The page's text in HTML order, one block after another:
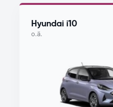
Hyundai i10
o.ä.